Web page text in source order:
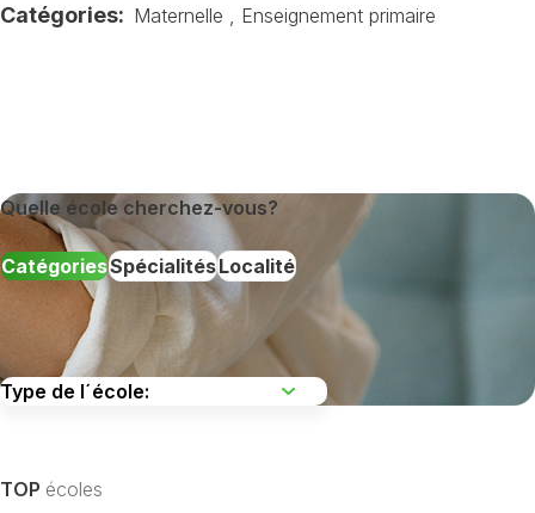
Catégories: Maternelle Enseignement primaire
Quelle école cherchez-vous?
CatégoriesSpécialitésLocalité
TOP écoles